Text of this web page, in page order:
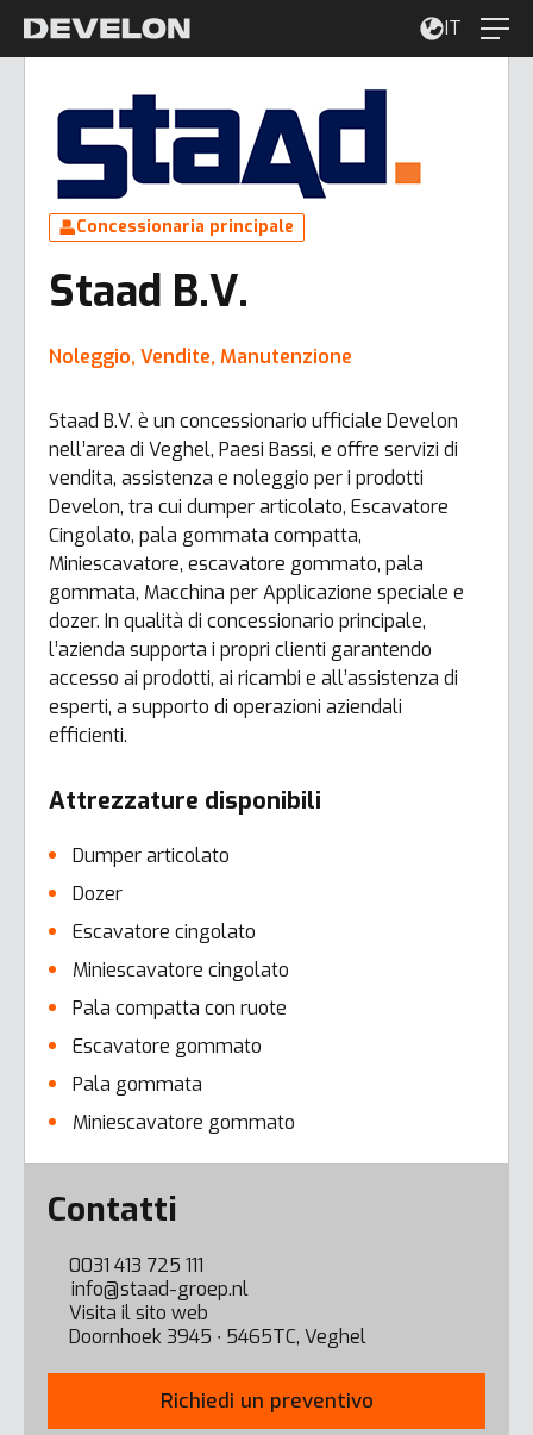
IT
Concessionaria principale
Staad B.V.
Noleggio, Vendite, Manutenzione
Staad B.V. è un concessionario ufficiale Develon
nell’area di Veghel, Paesi Bassi, e offre servizi di
vendita, assistenza e noleggio per i prodotti
Develon, tra cui dumper articolato, Escavatore
Cingolato, pala gommata compatta,
Miniescavatore, escavatore gommato, pala
gommata, Macchina per Applicazione speciale e
dozer. In qualità di concessionario principale,
l’azienda supporta i propri clienti garantendo
accesso ai prodotti, ai ricambi e all’assistenza di
esperti, a supporto di operazioni aziendali
efficienti.
Attrezzature disponibili
Dumper articolato
Dozer
Escavatore cingolato
Miniescavatore cingolato
Pala compatta con ruote
Escavatore gommato
Pala gommata
Miniescavatore gommato
Error here
Contatti
0031 413 725 111
info@staad-groep.nl
Visita il sito web
Doornhoek 3945 ∙ 5465TC, Veghel
Richiedi un preventivo